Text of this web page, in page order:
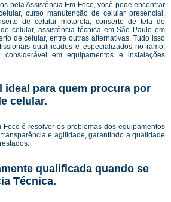
pela Assistência Em Foco, você pode encontrar
curso manutenção de celular presencial,
de celular motorola, conserto de tela de
celular, assistência técnica em São Paulo em
de celular, entre outras alternativas. Tudo isso
qualificados e especializados no ramo,
em equipamentos e instalações
ideal para quem procura por
celular.
Foco é resolver os problemas dos equipamentos
e agilidade, garantindo a qualidade
qualificada quando se
Técnica.